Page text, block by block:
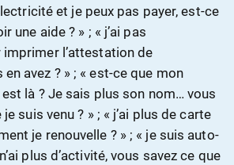
et je peux pas payer, est-ce
une aide ? » ; « j’ai pas
l’attestation de
avez ? » ; « est-ce que mon
là ? Je sais plus son nom… vous
suis venu ? » ; « j’ai plus de carte
je renouvelle ? » ; « je suis auto-
plus d’activité, vous savez ce que